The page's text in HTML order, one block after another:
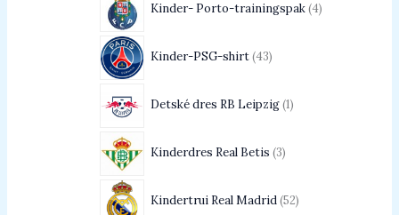
Kinder- Porto-trainingspak 4
Kinder-PSG-shirt 43
Detské dres RB Leipzig 1
Kinderdres Real Betis 3
Kindertrui Real Madrid 52